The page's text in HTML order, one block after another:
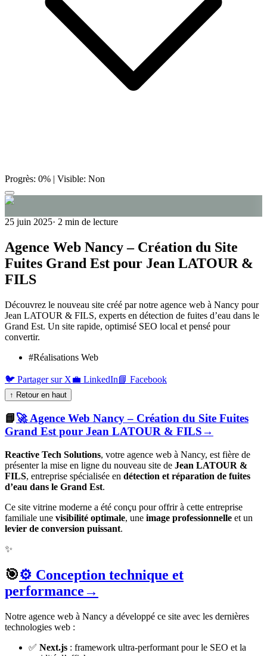
Progrès: 0% | Visible: Non
25 juin 2025· 2 min de lecture
Agence Web Nancy – Création du Site
Fuites Grand Est pour Jean LATOUR &
FILS
Découvrez le nouveau site créé par notre agence web à Nancy pour
Jean LATOUR & FILS, experts en détection de fuites d’eau dans le
Grand Est. Un site rapide, optimisé SEO local et pensé pour
convertir.
#Réalisations Web
🐦 Partager sur X💼 LinkedIn📘 Facebook
↑ Retour en haut
📘🚀 Agence Web Nancy – Création du Site Fuites
Grand Est pour Jean LATOUR & FILS→
Reactive Tech Solutions, votre agence web à Nancy, est fière de
présenter la mise en ligne du nouveau site de Jean LATOUR &
FILS, entreprise spécialisée en détection et réparation de fuites
d’eau dans le Grand Est.
Ce site vitrine moderne a été conçu pour offrir à cette entreprise
familiale une visibilité optimale, une image professionnelle et un
levier de conversion puissant.
✨
🎯⚙️ Conception technique et
performance→
Notre agence web à Nancy a développé ce site avec les dernières
technologies web :
✅ Next.js : framework ultra-performant pour le SEO et la